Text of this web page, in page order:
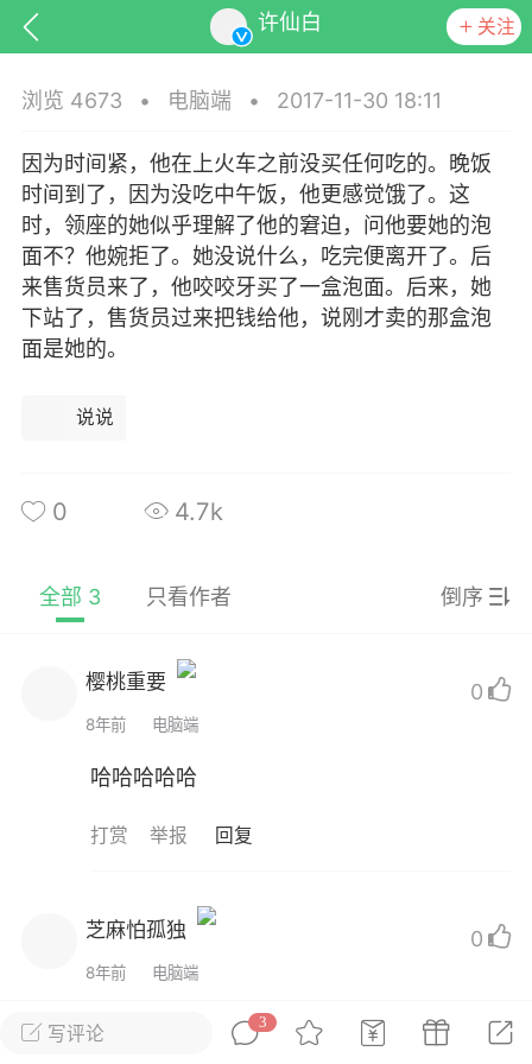
许仙白 关注
排行 头衔 抽奖
动态
萌萌哒
了《爱情公寓》,他们一起笑，一起哭；
起，他们不分离；他们喜怒哀乐中总是
们很少哭，即使哭，也有人安慰；他们
多求简直就是奢望。
3.5k
者 写评论
3
浏览 4673 • 电脑端 • 2017-11-30 18:11
因为时间紧，他在上火车之前没买任何吃的。晚饭
时间到了，因为没吃中午饭，他更感觉饿了。这
时，领座的她似乎理解了他的窘迫，问他要她的泡
面不？他婉拒了。她没说什么，吃完便离开了。后
来售货员来了，他咬咬牙买了一盒泡面。后来，她
下站了，售货员过来把钱给他，说刚才卖的那盒泡
面是她的。
说说
0 4.7k
全部 3 只看作者 倒序
樱桃重要
8年前 电脑端
哈哈哈哈哈
0
打赏 举报 回复
芝麻怕孤独
8年前 电脑端
哈哈
0